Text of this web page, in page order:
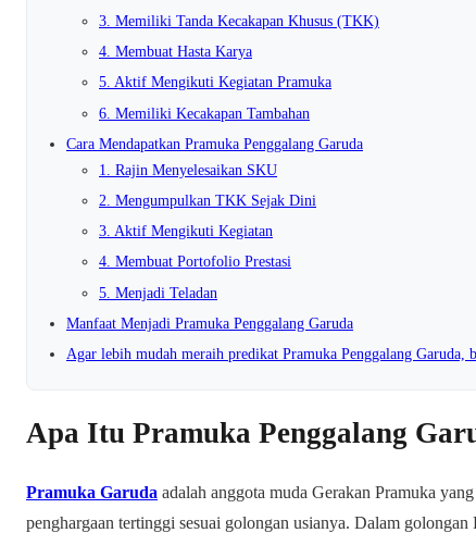
3. Memiliki Tanda Kecakapan Khusus (TKK)
4. Membuat Hasta Karya
5. Aktif Mengikuti Kegiatan Pramuka
6. Memiliki Kecakapan Tambahan
Cara Mendapatkan Pramuka Penggalang Garuda
1. Rajin Menyelesaikan SKU
2. Mengumpulkan TKK Sejak Dini
3. Aktif Mengikuti Kegiatan
4. Membuat Portofolio Prestasi
5. Menjadi Teladan
Manfaat Menjadi Pramuka Penggalang Garuda
Agar lebih mudah meraih predikat Pramuka Penggalang Garuda,
Apa Itu Pramuka Penggalang
Pramuka Garuda adalah anggota muda Gerakan Pramuka
penghargaan tertinggi sesuai golongan usianya. Dalam golongan